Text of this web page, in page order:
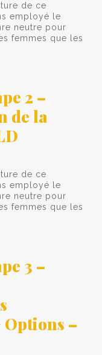
de ce
employé le
neutre pour
femmes que les
2 –
de la
de ce
employé le
neutre pour
femmes que les
3 –
–